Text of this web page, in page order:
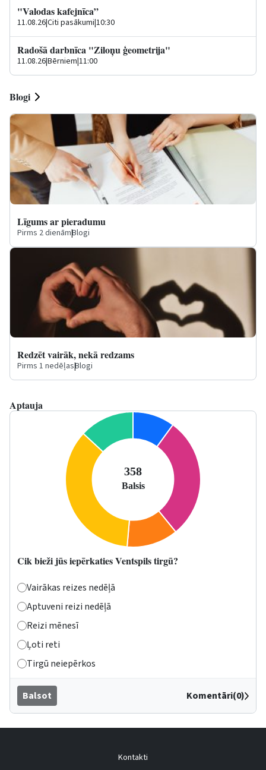
"Valodas kafejnīca”
11.08.26|Citi pasākumi|10:30
Radošā darbnīca "Ziloņu ģeometrija"
11.08.26|Bērniem|11:00
Blogi
Līgums ar pieradumu
Pirms 2 dienām|Blogi
Redzēt vairāk, nekā redzams
Pirms 1 nedēļas|Blogi
Aptauja
Cik bieži jūs iepērkaties Ventspils tirgū?
Vairākas reizes nedēļā
Aptuveni reizi nedēļā
Reizi mēnesī
Ļoti reti
Tirgū neiepērkos
Balsot Komentāri(0)
Kontakti